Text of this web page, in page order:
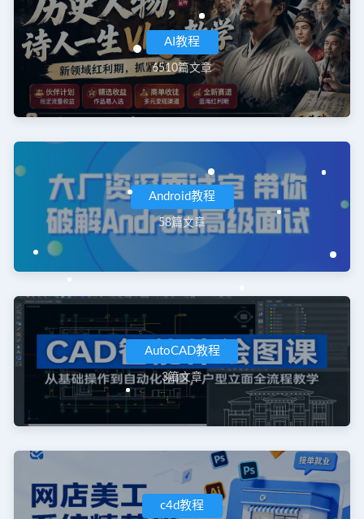
AI教程
6510篇文章
Android教程
58篇文章
AutoCAD教程
3篇文章
c4d教程